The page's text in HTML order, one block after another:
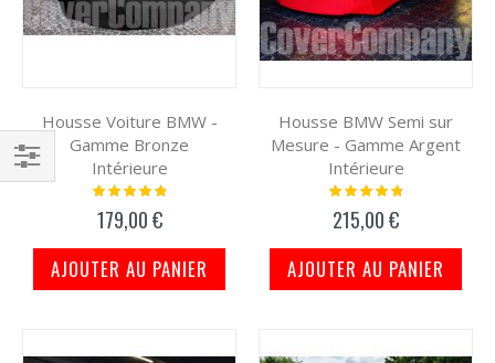
Housse Voiture BMW -
Gamme Bronze
Intérieure
Notation:
179,00 €
AJOUTER AU PANIER
Housse BMW Semi sur
Mesure - Gamme Argent
Intérieure
Notation:
215,00 €
AJOUTER AU PANIER
Filtrer